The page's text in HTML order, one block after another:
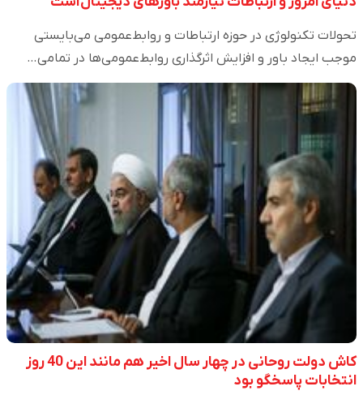
تحولات تکنولوژی در حوزه ارتباطات و روابط‌عمومی می‌بایستی
موجب ایجاد باور و افزایش اثرگذاری روابط‌عمومی‌ها در تمامی…
کاش دولت روحانی در چهار سال اخیر هم مانند این 40 روز
انتخابات پاسخگو بود